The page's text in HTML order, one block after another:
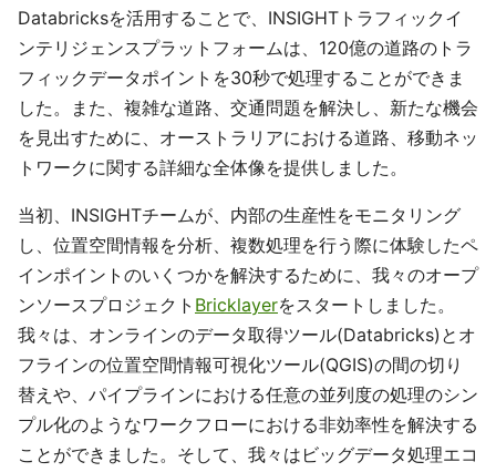
Databricksを活用することで、INSIGHTトラフィックイ
ンテリジェンスプラットフォームは、120億の道路のトラ
フィックデータポイントを30秒で処理することができま
した。また、複雑な道路、交通問題を解決し、新たな機会
を見出すために、オーストラリアにおける道路、移動ネッ
トワークに関する詳細な全体像を提供しました。
当初、INSIGHTチームが、内部の生産性をモニタリング
し、位置空間情報を分析、複数処理を行う際に体験したペ
インポイントのいくつかを解決するために、我々のオープ
ンソースプロジェクト Bricklayerをスタートしました。
我々は、オンラインのデータ取得ツール(Databricks)とオ
フラインの位置空間情報可視化ツール(QGIS)の間の切り
替えや、パイプラインにおける任意の並列度の処理のシン
プル化のようなワークフローにおける非効率性を解決する
ことができました。そして、我々はビッグデータ処理エコ